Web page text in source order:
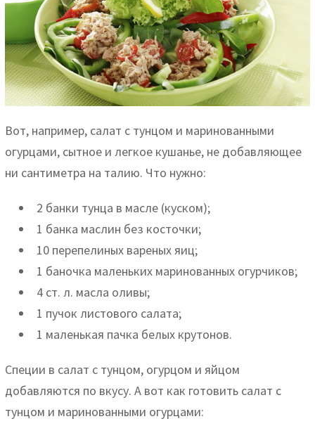
Вот, например, салат с тунцом и маринованными
огурцами, сытное и легкое кушанье, не добавляющее
ни сантиметра на талию. Что нужно:
2 банки тунца в масле (куском);
1 банка маслин без косточки;
10 перепелиных вареных яиц;
1 баночка маленьких маринованных огурчиков;
4 ст. л. масла оливы;
1 пучок листового салата;
1 маленькая пачка белых крутонов.
Специи в салат с тунцом, огурцом и яйцом
добавляются по вкусу. А вот как готовить салат с
тунцом и маринованными огурцами: